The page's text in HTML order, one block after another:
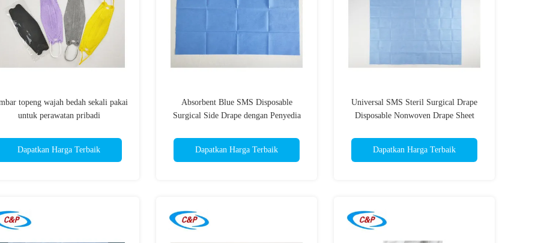
topeng wajah bedah sekali pakai
untuk perawatan pribadi
Dapatkan Harga Terbaik
Absorbent Blue SMS Disposable
Surgical Side Drape dengan Penyedia
Dapatkan Harga Terbaik
Universal SMS Steril Surgical Drape
Disposable Nonwoven Drape Sheet
Dapatkan Harga Terbaik